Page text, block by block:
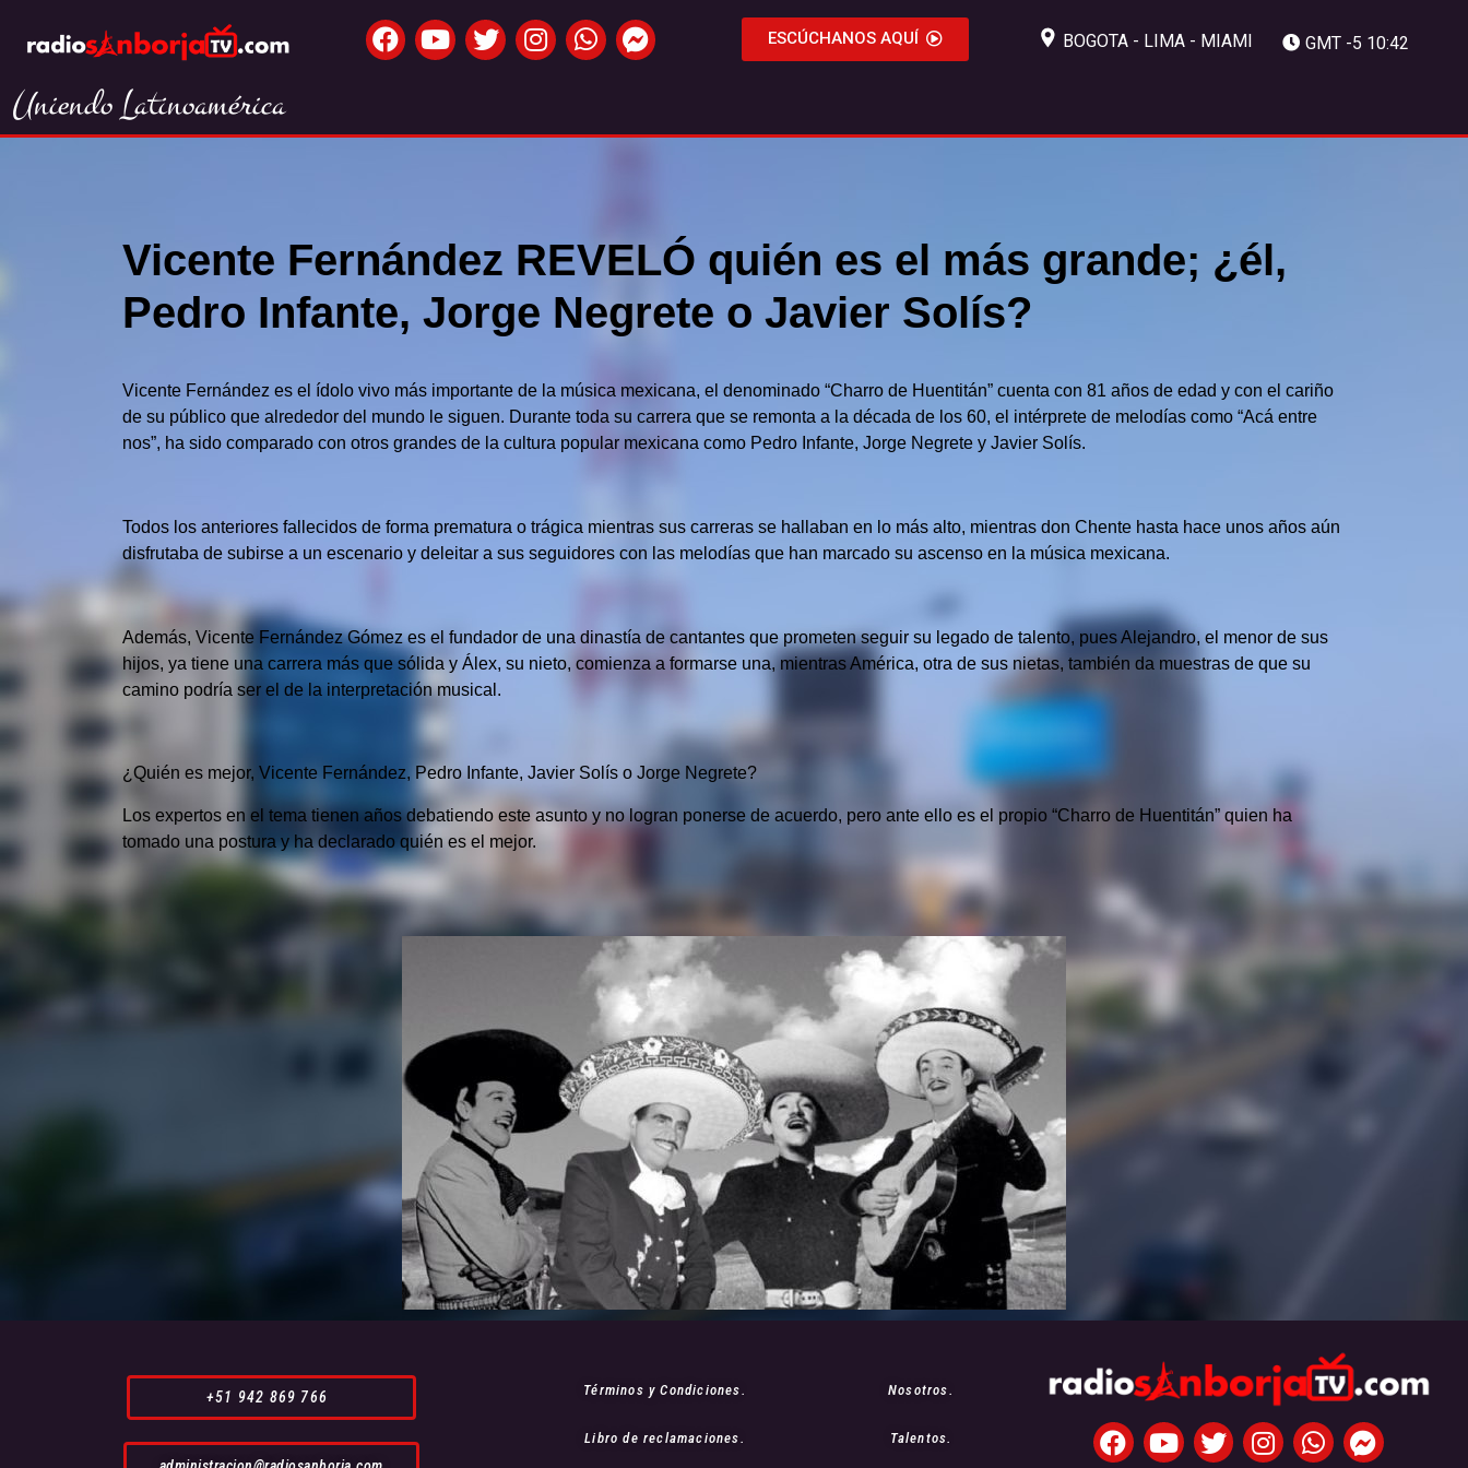
ESCÚCHANOS AQUÍ BOGOTA - LIMA - MIAMI GMT -5 10:42
Uniendo Latinoamérica
Vicente Fernández REVELÓ quién es el más grande; ¿él,
Pedro Infante, Jorge Negrete o Javier Solís?
Vicente Fernández es el ídolo vivo más importante de la música mexicana, el denominado “Charro de Huentitán” cuenta con 81 años de edad y con el cariño
de su público que alrededor del mundo le siguen. Durante toda su carrera que se remonta a la década de los 60, el intérprete de melodías como “Acá entre
nos”, ha sido comparado con otros grandes de la cultura popular mexicana como Pedro Infante, Jorge Negrete y Javier Solís.
Todos los anteriores fallecidos de forma prematura o trágica mientras sus carreras se hallaban en lo más alto, mientras don Chente hasta hace unos años aún
disfrutaba de subirse a un escenario y deleitar a sus seguidores con las melodías que han marcado su ascenso en la música mexicana.
Además, Vicente Fernández Gómez es el fundador de una dinastía de cantantes que prometen seguir su legado de talento, pues Alejandro, el menor de sus
hijos, ya tiene una carrera más que sólida y Álex, su nieto, comienza a formarse una, mientras América, otra de sus nietas, también da muestras de que su
camino podría ser el de la interpretación musical.
¿Quién es mejor, Vicente Fernández, Pedro Infante, Javier Solís o Jorge Negrete?
Los expertos en el tema tienen años debatiendo este asunto y no logran ponerse de acuerdo, pero ante ello es el propio “Charro de Huentitán” quien ha
tomado una postura y ha declarado quién es el mejor.
+51 942 869 766 Términos y Condiciones.
Libro de reclamaciones.
Nosotros.
Talentos.